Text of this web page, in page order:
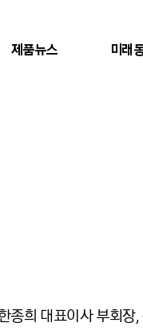
제품뉴스 미래
종희 대표이사 부회장